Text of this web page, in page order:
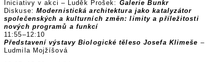
Iniciativy v akci – Luděk Prošek: Galerie Bunkr
Diskuse: Modernistická architektura jako katalyzátor
společenských a kulturních změn: limity a příležitosti
nových programů a funkcí
11:55–12:10
Představení výstavy Biologické těleso Josefa Klimeše –
Ludmila Mojžíšová